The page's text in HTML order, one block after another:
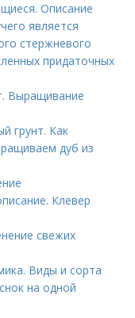
Описание
является
стержневого
придаточных
Выращивание
грунт. Как
дуб из
Клевер
свежих
Виды и сорта
на одной